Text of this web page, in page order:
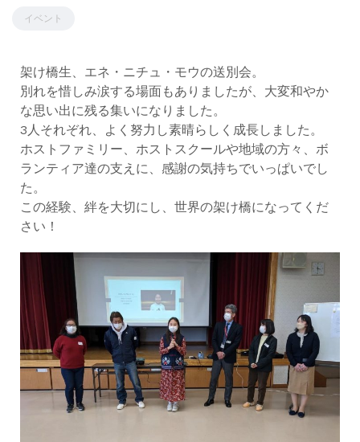
イベント
架け橋生、エネ・ニチュ・モウの送別会。
別れを惜しみ涙する場面もありましたが、大変和やか
な思い出に残る集いになりました。
3人それぞれ、よく努力し素晴らしく成長しました。
ホストファミリー、ホストスクールや地域の方々、ボ
ランティア達の支えに、感謝の気持ちでいっぱいでし
た。
この経験、絆を大切にし、世界の架け橋になってくだ
さい！